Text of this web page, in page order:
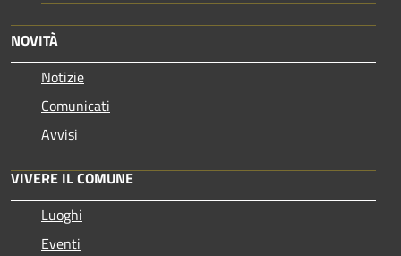
NOVITÀ
Notizie
Comunicati
Avvisi
VIVERE IL COMUNE
Luoghi
Eventi